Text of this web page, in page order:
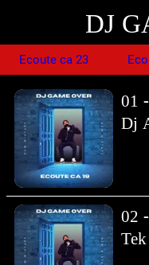
DJ
Ecoute ca 23
01
02
Tek